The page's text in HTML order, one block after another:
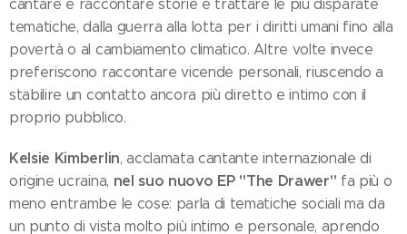
cantare e raccontare storie e trattare le più disparate
tematiche, dalla guerra alla lotta per i diritti umani fino alla
povertà o al cambiamento climatico. Altre volte invece
preferiscono raccontare vicende personali, riuscendo a
stabilire un contatto ancora più diretto e intimo con il
proprio pubblico.
Kelsie Kimberlin, acclamata cantante internazionale di
origine ucraina, nel suo nuovo EP "The Drawer" fa più o
meno entrambe le cose: parla di tematiche sociali ma da
un punto di vista molto più intimo e personale, aprendo